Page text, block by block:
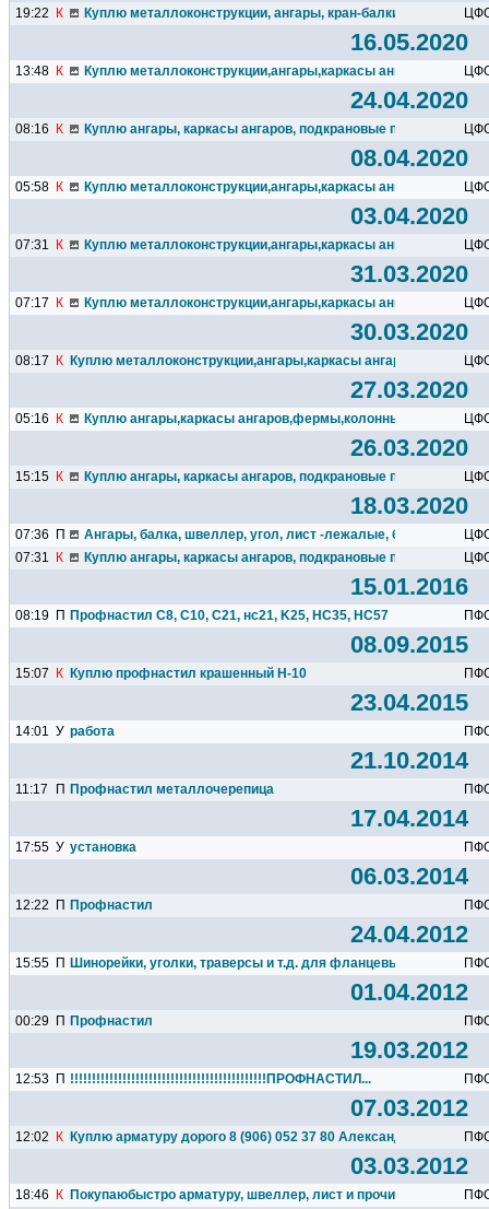
19:22 К Куплю металлоконструкции, ангары, кран-балки,
16.05.2020
13:48 К Куплю металлоконструкции,ангары,каркасы
24.04.2020
08:16 К Куплю ангары, каркасы ангаров, подкрановые пути, кран-
08.04.2020
05:58 К Куплю металлоконструкции,ангары,каркасы
03.04.2020
07:31 К Куплю металлоконструкции,ангары,каркасы
31.03.2020
07:17 К Куплю металлоконструкции,ангары,каркасы
30.03.2020
08:17 К Куплю металлоконструкции,ангары,каркасы
27.03.2020
05:16 К Куплю ангары,каркасы
26.03.2020
15:15 К Куплю ангары, каркасы ангаров, подкрановые пути, кран-
18.03.2020
07:36 П Ангары, балка, швеллер, угол, лист -лежалые, б.у.,
07:31
К Куплю ангары, каркасы ангаров, подкрановые пути, кран-
15.01.2016
08:19 П Профнастил С8, С10, С21, нс21, K25, HC35, HC57
08.09.2015
15:07 К Куплю профнастил крашенный Н-10
23.04.2015
14:01 У работа
21.10.2014
11:17 П Профнастил металлочерепица
17.04.2014
17:55 У установка
06.03.2014
12:22 П Профнастил
24.04.2012
15:55 П Шинорейки, уголки, траверсы и т.д. для фланцевых
01.04.2012
00:29 П Профнастил
19.03.2012
12:53 П !!!!!!!!!!!!!!!!!!!!!!!!!!!!!!!!!!!!!!!!!!!!!ПРОФНАСТИЛ...
07.03.2012
12:02 К Куплю арматуру дорого 8 (906) 052 37 80 Александр
03.03.2012
18:46 К Покупаюбыстро арматуру, швеллер, лист и прочий прокат